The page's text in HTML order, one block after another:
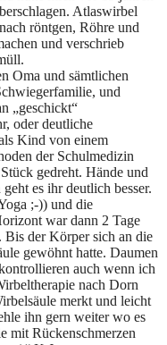
Atlaswirbel
röntgen, Röhre und
und verschrieb
Oma und sämtlichen
und
„geschickt“
oder deutliche
Kind von einem
der Schulmedizin
gedreht. Hände und
es ihr deutlich besser.
;-)) und die
war dann 2 Tage
der Körper sich an die
gewöhnt hatte. Daumen
auch wenn ich
nach Dorn
merkt und leicht
ihn gern weiter wo es
mit Rückenschmerzen